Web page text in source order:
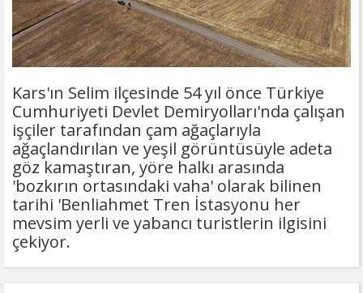
Kars'ın Selim ilçesinde 54 yıl önce Türkiye
Cumhuriyeti Devlet Demiryolları'nda çalışan
işçiler tarafından çam ağaçlarıyla
ağaçlandırılan ve yeşil görüntüsüyle adeta
göz kamaştıran, yöre halkı arasında
'bozkırın ortasındaki vaha' olarak bilinen
tarihi 'Benliahmet Tren İstasyonu her
mevsim yerli ve yabancı turistlerin ilgisini
çekiyor.